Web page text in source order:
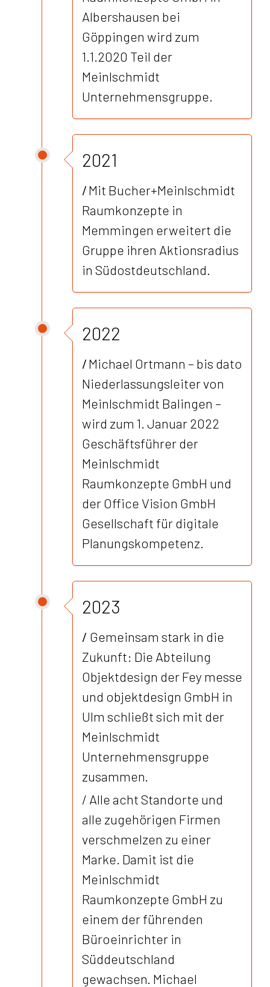
Albershausen bei
Göppingen wird zum
1.1.2020 Teil der
Meinlschmidt
Unternehmensgruppe.
2021
/Mit Bucher+Meinlschmidt
Raumkonzepte in
Memmingen erweitert die
Gruppe ihren Aktionsradius
in Südostdeutschland.
2022
/Michael Ortmann – bis dato
Niederlassungsleiter von
Meinlschmidt Balingen –
wird zum 1. Januar 2022
Geschäftsführer der
Meinlschmidt
Raumkonzepte GmbH und
der Office Vision GmbH
Gesellschaft für digitale
Planungskompetenz.
2023
/ Gemeinsam stark in die
Zukunft: Die Abteilung
Objektdesign der Fey messe
und objektdesign GmbH in
Ulm schließt sich mit der
Meinlschmidt
Unternehmensgruppe
zusammen.
/ Alle acht Standorte und
alle zugehörigen Firmen
verschmelzen zu einer
Marke. Damit ist die
Meinlschmidt
Raumkonzepte GmbH zu
einem der führenden
Büroeinrichter in
Süddeutschland
gewachsen. Michael